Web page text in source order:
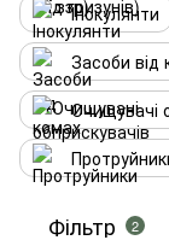
Інокулянти
Засоби від
Очищувачі
Фільтр 2